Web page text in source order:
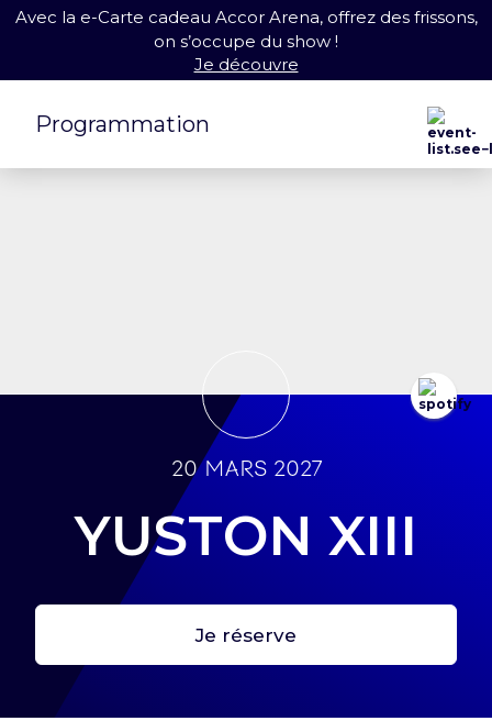
Première étape : crée ton profil
Avec la e-Carte cadeau Accor Arena, offrez des frissons,
on s’occupe du show !
Je découvre
Programmation
20 mars 2027
YUSTON XIII
Je réserve